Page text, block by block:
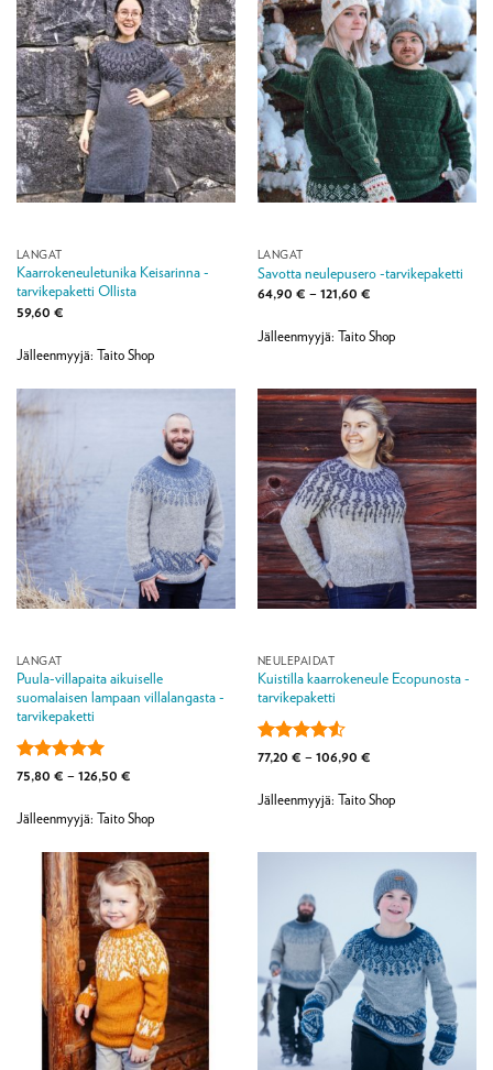
LANGAT
Kaarrokeneuletunika Keisarinna -
tarvikepaketti Ollista
59,60 €
Jälleenmyyjä: Taito Shop
LANGAT
Savotta neulepusero -tarvikepaketti
64,90 € – 121,60 €Hintaluokka:
121,60 €
Jälleenmyyjä: Taito Shop
LANGAT
Puula-villapaita aikuiselle
suomalaisen lampaan villalangasta -
tarvikepaketti
Arvostelu
/ 5
75,80 € – 126,50 €Hintaluokka:
126,50 €
Jälleenmyyjä: Taito Shop
NEULEPAIDAT
Kuistilla kaarrokeneule Ecopunosta -
tarvikepaketti
Arvostelu
4.5
77,20 € – 106,90 €Hintaluokka:
106,90 €
Jälleenmyyjä: Taito Shop